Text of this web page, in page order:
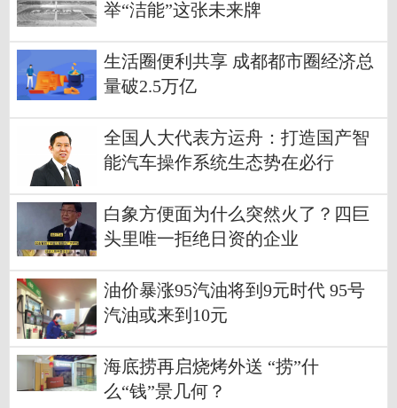
举“洁能”这张未来牌
生活圈便利共享 成都都市圈经济总
量破2.5万亿
全国人大代表方运舟：打造国产智
能汽车操作系统生态势在必行
白象方便面为什么突然火了？四巨
头里唯一拒绝日资的企业
油价暴涨95汽油将到9元时代 95号
汽油或来到10元
海底捞再启烧烤外送 “捞”什
么“钱”景几何？